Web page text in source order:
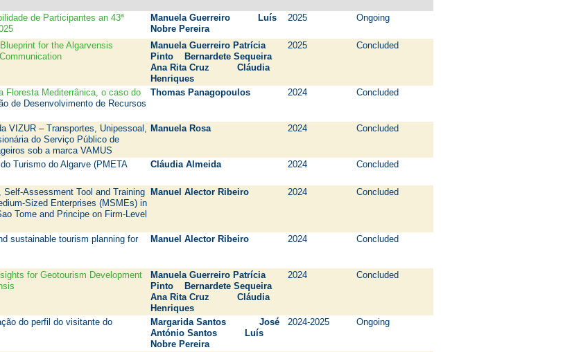
de Participantes an 43ª
Manuela Guerreiro Luís
Nobre Pereira
2025 Ongoing
for the Algarvensis
Manuela Guerreiro Patrícia
Pinto Bernardete Sequeira
Ana Rita Cruz Cláudia
Henriques
2025 Concluded
Floresta Mediterrânica, o caso do
de Desenvolvimento de Recursos
Thomas Panagopoulos 2024 Concluded
VIZUR – Transportes, Unipessoal,
do Serviço Público de
sob a marca VAMUS
Manuela Rosa 2024 Concluded
Turismo do Algarve (PMETA
Cláudia Almeida 2024 Concluded
Assessment Tool and Training
Sized Enterprises (MSMEs) in
Tome and Principe on Firm-Level
Manuel Alector Ribeiro 2024 Concluded
sustainable tourism planning for
Manuel Alector Ribeiro 2024 Concluded
for Geotourism Development
Manuela Guerreiro Patrícia
Pinto Bernardete Sequeira
Ana Rita Cruz Cláudia
Henriques
2024 Concluded
do perfil do visitante do
Margarida Santos José
António Santos Luís
Nobre Pereira
2024-2025 Ongoing